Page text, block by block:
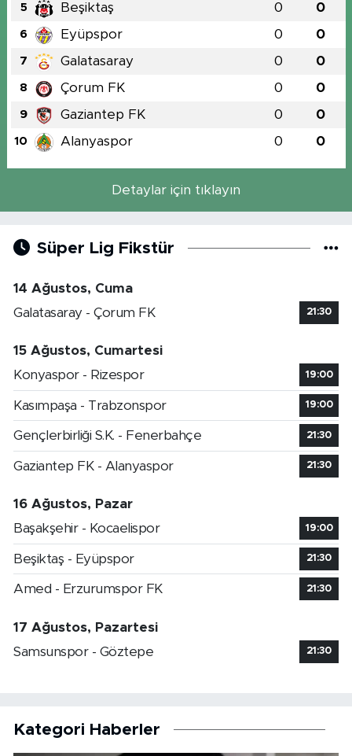
5 Beşiktaş 0 0
6 Eyüpspor 0 0
7 Galatasaray 0 0
8 Çorum FK 0 0
9 Gaziantep FK 0 0
10 Alanyaspor 0 0
Detaylar için tıklayın
Süper Lig Fikstür
14 Ağustos, Cuma
Galatasaray - Çorum FK
21:30
15 Ağustos, Cumartesi
Konyaspor - Rizespor
19:00
Kasımpaşa - Trabzonspor 19:00
Gençlerbirliği S.K. - Fenerbahçe 21:30
Gaziantep FK - Alanyaspor 21:30
16 Ağustos, Pazar
Başakşehir - Kocaelispor
19:00
Beşiktaş - Eyüpspor 21:30
Amed - Erzurumspor FK 21:30
17 Ağustos, Pazartesi
Samsunspor - Göztepe
21:30
Kategori Haberler